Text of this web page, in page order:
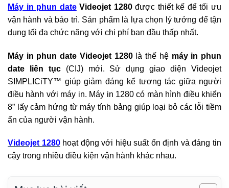
Máy in phun dateVideojet 1280được thiết kế để tối ưu
vận hành và bảo trì. Sản phẩm là lựa chọn lý tưởng để tận
dụng tối đa chức năng với chi phí ban đầu thấp nhất.
Máy in phun date Videojet 1280là thế hệ máy in phun
date liên tục(CIJ) mới. Sử dụng giao diện Videojet
SIMPLICiTY™ giúp giảm đáng kể tương tác giữa người
điều hành với máy in. Máy in 1280 có màn hình điều khiển
8” lấy cảm hứng từ máy tính bảng giúp loại bỏ các lỗi tiềm
ẩn của người vận hành.
Videojet 1280hoạt động với hiệu suất ổn định và đáng tin
cậy trong nhiều điều kiện vận hành khác nhau.